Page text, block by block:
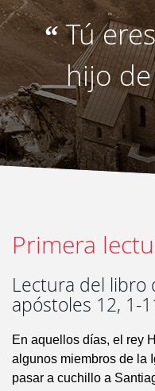
“Tú
hijo
Primera
Lectura del libro
apóstoles 12, 1-
En aquellos días, el rey
algunos miembros de la
pasar a cuchillo a